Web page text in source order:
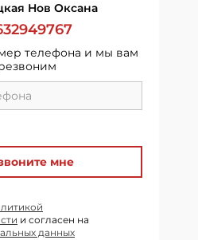
Нов Оксана
телефона и мы вам
мне
и согласен на
данных